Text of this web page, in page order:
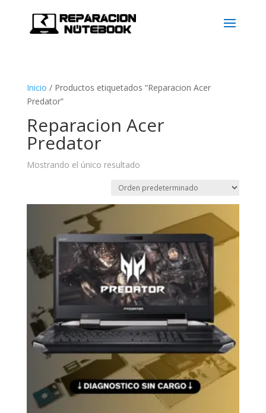
Inicio / Productos etiquetados “Reparacion Acer
Predator”
Reparacion Acer
Predator
Mostrando el único resultado